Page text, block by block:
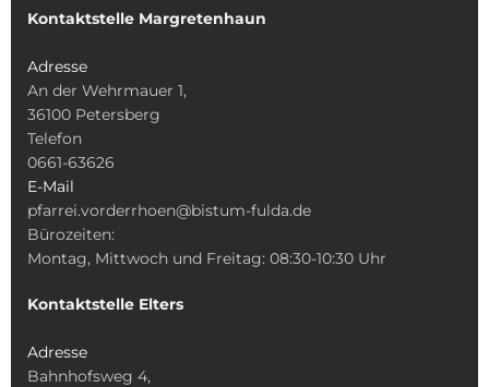
Kontaktstelle Margretenhaun
Adresse
An der Wehrmauer 1,
36100 Petersberg
Telefon
0661-63626
E-Mail
pfarrei.vorderrhoen@bistum-fulda.de
Bürozeiten:
Montag, Mittwoch und Freitag: 08:30-10:30 Uhr
Kontaktstelle Elters
Adresse
Bahnhofsweg 4,